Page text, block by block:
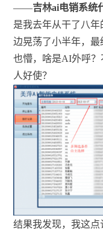
——吉林ai电销系统
是我去年从干了八
边晃荡了小半年，
也懵，啥是AI外呼
人好使？
结果我发现，我这